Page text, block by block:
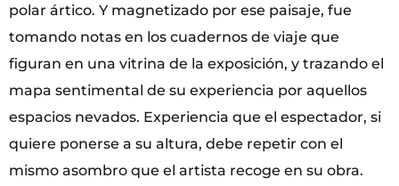
polar ártico. Y magnetizado por ese paisaje, fue
tomando notas en los cuadernos de viaje que
figuran en una vitrina de la exposición, y trazando el
mapa sentimental de su experiencia por aquellos
espacios nevados. Experiencia que el espectador, si
quiere ponerse a su altura, debe repetir con el
mismo asombro que el artista recoge en su obra.